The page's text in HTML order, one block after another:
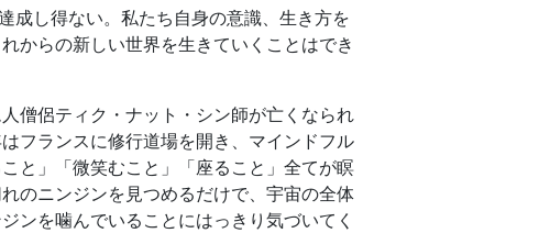
成し得ない。私たち自身の意識、生き方を
からの新しい世界を生きていくことはでき
僧侶ティク・ナット・シン師が亡くなられ
フランスに修行道場を開き、マインドフル
と」「微笑むこと」「座ること」全てが瞑
のニンジンを見つめるだけで、宇宙の全体
ンを噛んでいることにはっきり気づいてく